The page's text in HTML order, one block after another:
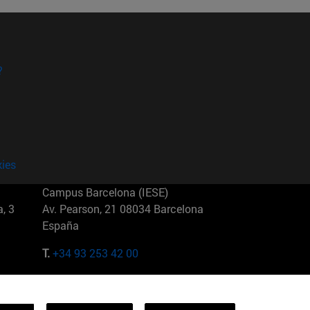
3
Campus Barcelona (IESE)
Av. Pearson, 21 08034 Barcelona
España
T.+34 93 253 42 00